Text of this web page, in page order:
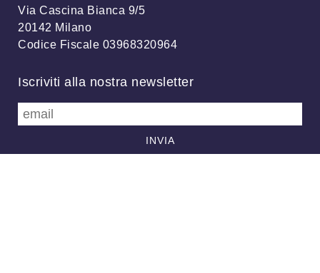
Via Cascina Bianca 9/5
20142 Milano
Codice Fiscale 03968320964
Iscriviti alla nostra newsletter